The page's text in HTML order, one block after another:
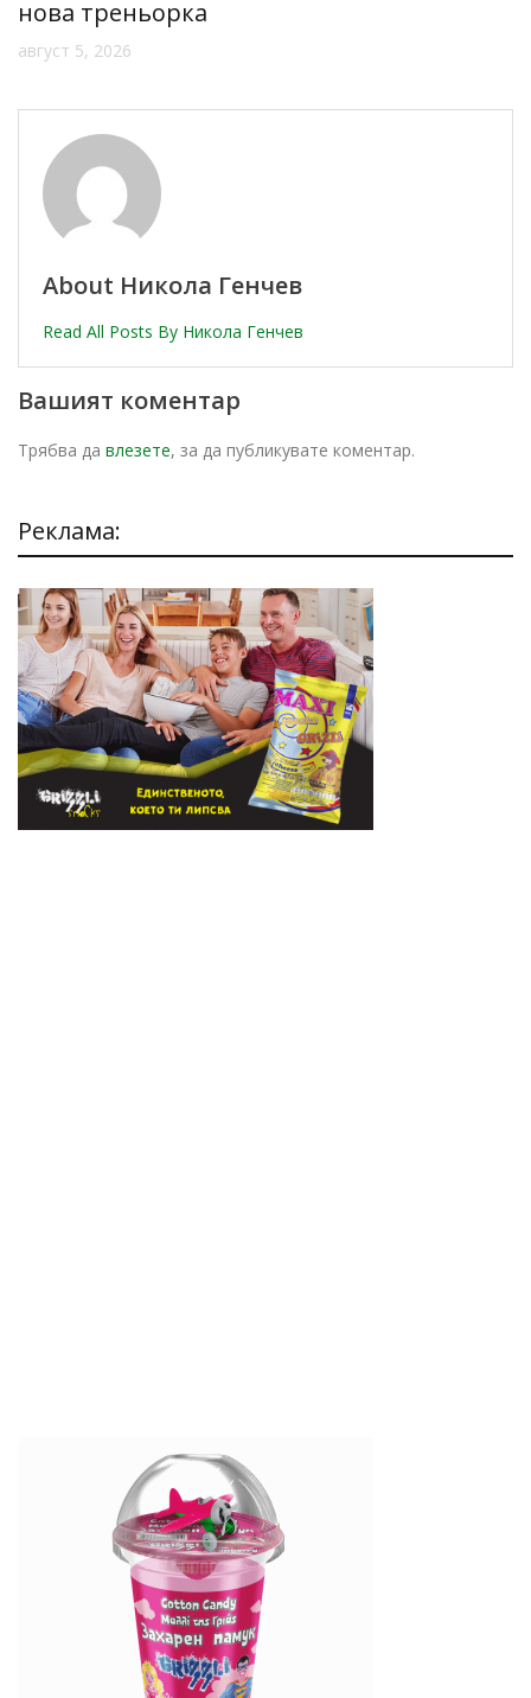
нова треньорка
август 5, 2026
About Никола Генчев
Read All Posts By Никола Генчев
Вашият коментар
Трябва да влезете, за да публикувате коментар.
Реклама: